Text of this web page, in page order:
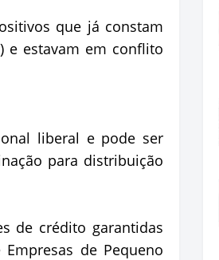
que já constam
e estavam em conflito
liberal e pode ser
para distribuição
de crédito garantidas
de Pequeno